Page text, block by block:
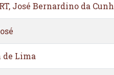
José Bernardino da
de Lima